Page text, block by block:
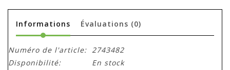
Informations Évaluations (0)
Numéro de l'article: 2743482
Disponibilité:
En stock